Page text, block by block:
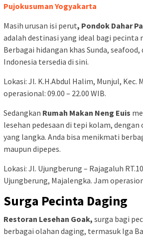
Pujokusuman Yogyakarta
Masih urusan isi perut, Pondok Dahar
adalah destinasi yang ideal bagi pecinta
Berbagai hidangan khas Sunda, seafood,
Indonesia tersedia di sini.
Lokasi: Jl. K.H.Abdul Halim, Munjul, Kec.
operasional: 09.00 – 22.00 WIB.
Sedangkan Rumah Makan Neng Euis
lesehan pedesaan di tepi kolam, dengan
yang langka. Anda bisa menikmati
maupun dipepes.
Lokasi: Jl. Ujungberung – Rajagaluh
Ujungberung, Majalengka. Jam
Surga Pecinta Daging
Restoran Lesehan Goak, surga bagi
berbagai olahan daging, termasuk Iga